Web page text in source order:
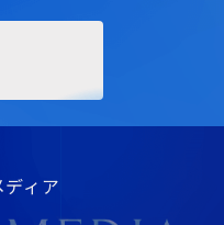
ィア